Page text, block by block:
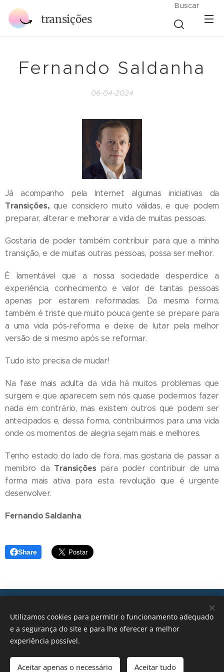
transições
Buscar
Fernando Saldanha
06-04-2024
Já acompanho pela Internet algumas iniciativas da
Transições, que considero muito válidas, e que podem
preparar, alterar e melhorar a vida de muitas pessoas.
Gostaria de poder também contribuir para que a minha
transição, e de muitas outras pessoas, possa ser melhor.
É lamentável que a nossa sociedade desperdice a
experiência, conhecimento e valor de tantas pessoas
apenas por estarem reformadas. Da mesma forma,
também é triste que muito pouca gente se prepare para
a uma vida pós-reforma e deixe de lutar pela melhor
versão de si mesmo após se reformar.
Tudo isto precisa de mudar!
Na fase mais adulta da vida há muitos problemas que
surgem e que aparecem sem nós quase podermos fazer
nada em contrário, mas existem outros que podem ser
antecipados e, dessa forma, contribuirmos para uma vida
onde os momentos de alegria sejam mais e melhores.
Tenho estado do lado de fora, mas gostaria de passar a
membro da Transições para poder contribuir de uma
forma mais ativa para esta revolução que é urgente
desenvolver.
Fernando Saldanha
Share
geral@transicoes.pt
Utilizamos cookies para permitir o funcionamento adequado
e a segurança do site e para lhe oferecer a melhor
experiência possível.
Aceitar apenas o necessário Aceitar tudo